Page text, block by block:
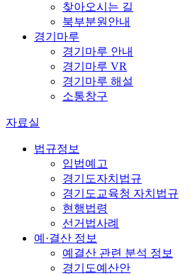
찾아오시는 길
북부분원안내
경기마루
경기마루 안내
경기마루 VR
경기마루 해설
소통창구
자료실
법규정보
입법예고
경기도자치법규
경기도교육청 자치법규
현행법령
선거법사례
예·결산 정보
예결산 관련 분석 정보
경기도예산안